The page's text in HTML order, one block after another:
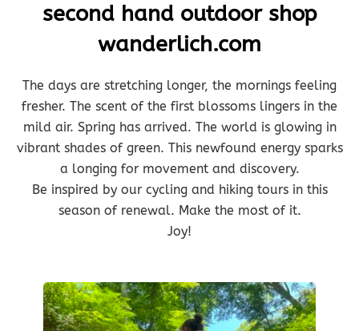
second hand outdoor shop
wanderlich.com
The days are stretching longer, the mornings feeling
fresher. The scent of the first blossoms lingers in the
mild air. Spring has arrived. The world is glowing in
vibrant shades of green. This newfound energy sparks
a longing for movement and discovery.
Be inspired by our cycling and hiking tours in this
season of renewal. Make the most of it.
Joy!